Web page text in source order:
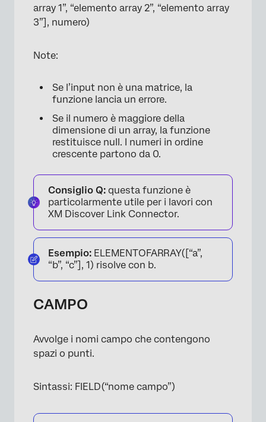
array 1”, “elemento array 2”, “elemento array
3”], numero)
Note:
Se l’input non è una matrice, la
funzione lancia un errore.
Se il numero è maggiore della
dimensione di un array, la funzione
restituisce null. I numeri in ordine
crescente partono da 0.
Consiglio Q: questa funzione è
particolarmente utile per i lavori con
XM Discover Link Connector.
Esempio: ELEMENTOFARRAY([“a”,
“b”, “c”], 1) risolve con b.
CAMPO
Avvolge i nomi campo che contengono
spazi o punti.
Sintassi: FIELD(“nome campo”)